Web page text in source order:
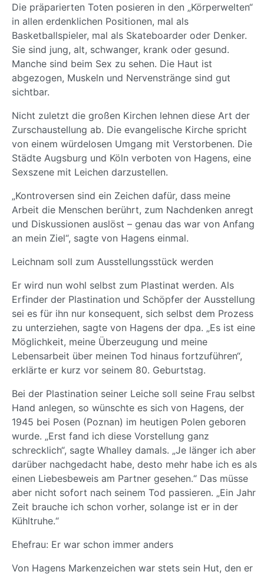
Die präparierten Toten posieren in den „Körperwelten“
in allen erdenklichen Positionen, mal als
Basketballspieler, mal als Skateboarder oder Denker.
Sie sind jung, alt, schwanger, krank oder gesund.
Manche sind beim Sex zu sehen. Die Haut ist
abgezogen, Muskeln und Nervenstränge sind gut
sichtbar.
Nicht zuletzt die großen Kirchen lehnen diese Art der
Zurschaustellung ab. Die evangelische Kirche spricht
von einem würdelosen Umgang mit Verstorbenen. Die
Städte Augsburg und Köln verboten von Hagens, eine
Sexszene mit Leichen darzustellen.
„Kontroversen sind ein Zeichen dafür, dass meine
Arbeit die Menschen berührt, zum Nachdenken anregt
und Diskussionen auslöst – genau das war von Anfang
an mein Ziel“, sagte von Hagens einmal.
Leichnam soll zum Ausstellungsstück werden
Er wird nun wohl selbst zum Plastinat werden. Als
Erfinder der Plastination und Schöpfer der Ausstellung
sei es für ihn nur konsequent, sich selbst dem Prozess
zu unterziehen, sagte von Hagens der dpa. „Es ist eine
Möglichkeit, meine Überzeugung und meine
Lebensarbeit über meinen Tod hinaus fortzuführen“,
erklärte er kurz vor seinem 80. Geburtstag.
Bei der Plastination seiner Leiche soll seine Frau selbst
Hand anlegen, so wünschte es sich von Hagens, der
1945 bei Posen (Poznan) im heutigen Polen geboren
wurde. „Erst fand ich diese Vorstellung ganz
schrecklich“, sagte Whalley damals. „Je länger ich aber
darüber nachgedacht habe, desto mehr habe ich es als
einen Liebesbeweis am Partner gesehen.“ Das müsse
aber nicht sofort nach seinem Tod passieren. „Ein Jahr
Zeit brauche ich schon vorher, solange ist er in der
Kühltruhe.“
Ehefrau: Er war schon immer anders
Von Hagens Markenzeichen war stets sein Hut, den er